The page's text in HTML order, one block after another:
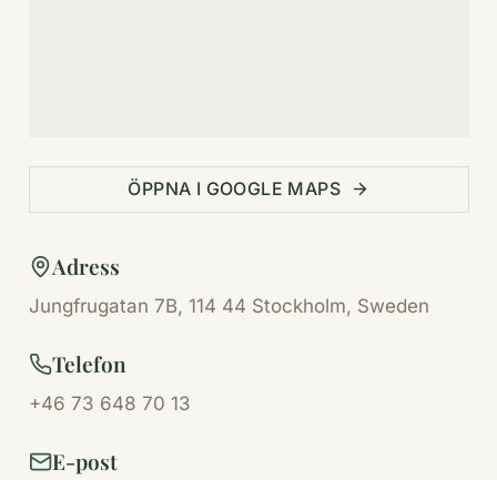
ÖPPNA I GOOGLE MAPS
Adress
Jungfrugatan 7B, 114 44 Stockholm, Sweden
Telefon
+46 73 648 70 13
E-post